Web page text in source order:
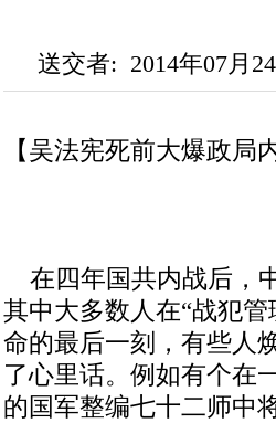
送交者: 2014年07月
【吴法宪死前大爆政局
在四年国共内战后，
其中大多数人在“战犯
命的最后一刻，有些人
了心里话。例如有个在
的国军整编七十二师中